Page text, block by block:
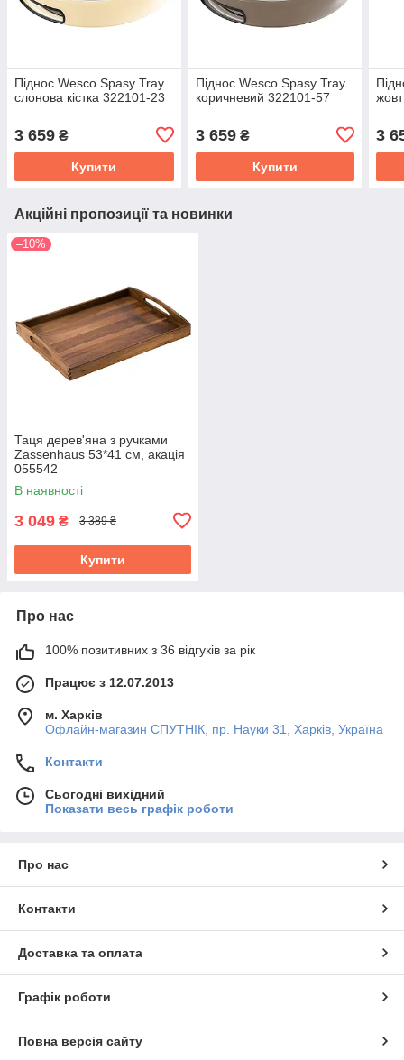
Піднос Wesco Spasy Tray
слонова кістка 322101-23
3 659 ₴
Купити
Піднос Wesco Spasy Tray
коричневий 322101-57
3 659₴
Купити
3
Акційні пропозиції та новинки
–10%
Таця дерев'яна з ручками
Zassenhaus 53*41 см, акація
055542
В наявності
3 049 ₴ 3 389 ₴
Купити
Про нас
100% позитивних з 36 відгуків за рік
Працює з 12.07.2013
м. Харків
Офлайн-магазин СПУТНІК, пр. Науки 31, Харків, Україна
Контакти
Сьогодні вихідний
Показати весь графік роботи
Про нас
Контакти
Доставка та оплата
Графік роботи
Повна версія сайту